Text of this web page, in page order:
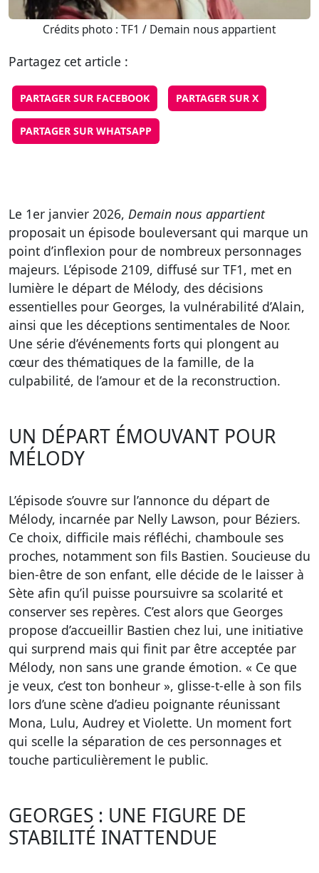
Crédits photo : TF1 / Demain nous appartient
Partagez cet article :
PARTAGER SUR FACEBOOK PARTAGER SUR X
PARTAGER SUR WHATSAPP
Le 1er janvier 2026, Demain nous appartient
proposait un épisode bouleversant qui marque un
point d’inflexion pour de nombreux personnages
majeurs. L’épisode 2109, diffusé sur TF1, met en
lumière le départ de Mélody, des décisions
essentielles pour Georges, la vulnérabilité d’Alain,
ainsi que les déceptions sentimentales de Noor.
Une série d’événements forts qui plongent au
cœur des thématiques de la famille, de la
culpabilité, de l’amour et de la reconstruction.
UN DÉPART ÉMOUVANT POUR
MÉLODY
L’épisode s’ouvre sur l’annonce du départ de
Mélody, incarnée par Nelly Lawson, pour Béziers.
Ce choix, difficile mais réfléchi, chamboule ses
proches, notamment son fils Bastien. Soucieuse du
bien-être de son enfant, elle décide de le laisser à
Sète afin qu’il puisse poursuivre sa scolarité et
conserver ses repères. C’est alors que Georges
propose d’accueillir Bastien chez lui, une initiative
qui surprend mais qui finit par être acceptée par
Mélody, non sans une grande émotion. « Ce que
je veux, c’est ton bonheur », glisse-t-elle à son fils
lors d’une scène d’adieu poignante réunissant
Mona, Lulu, Audrey et Violette. Un moment fort
qui scelle la séparation de ces personnages et
touche particulièrement le public.
GEORGES : UNE FIGURE DE
STABILITÉ INATTENDUE